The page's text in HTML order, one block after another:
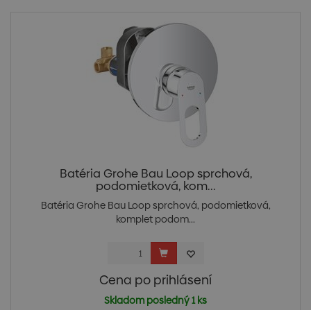
Batéria Grohe Bau Loop sprchová,
podomietková, kom...
Batéria Grohe Bau Loop sprchová, podomietková,
komplet podom...
Cena po prihlásení
Skladom posledný 1 ks